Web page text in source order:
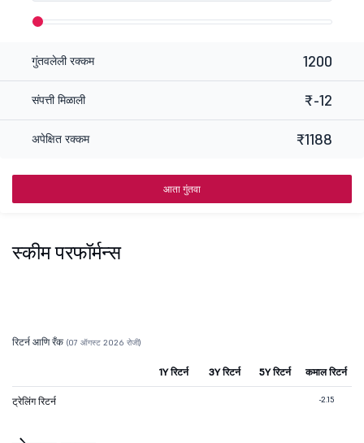
गुंतवलेली रक्कम 1200
संपत्ती मिळाली ₹-12
अपेक्षित रक्कम ₹1188
आता गुंतवा
स्कीम परफॉर्मन्स
रिटर्न आणि रँक (07 ऑगस्ट 2026 रोजी)
1Y रिटर्न 3Y रिटर्न 5Y रिटर्न कमाल रिटर्न
ट्रेलिंग रिटर्न -2.15